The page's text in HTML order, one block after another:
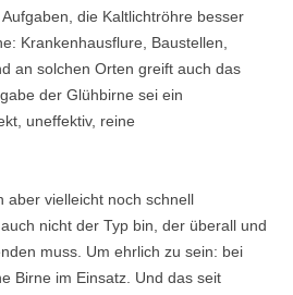
die Kaltlichtröhre besser
Krankenhausflure, Baustellen,
an solchen Orten greift auch das
der Glühbirne sei ein
uneffektiv, reine
aber vielleicht noch schnell
nicht der Typ bin, der überall und
muss. Um ehrlich zu sein: bei
Birne im Einsatz. Und das seit